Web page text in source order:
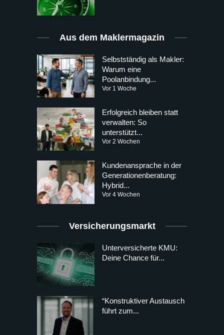
Aus dem Maklermagazin
Selbstständig als Makler:
Warum eine
Poolanbindung...
Vor 1 Woche
Erfolgreich bleiben statt
verwalten: So
unterstützt...
Vor 2 Wochen
Kundenansprache in der
Generationenberatung:
Hybrid...
Vor 4 Wochen
Versicherungsmarkt
Unterversicherte KMU:
Deine Chance für...
“Konstruktiver Austausch
führt zum...